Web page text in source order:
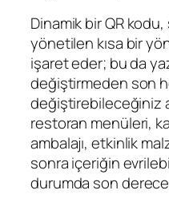
Dinamik bir QR kodu,
yönetilen kısa bir
işaret eder; bu da
değiştirmeden son
değiştirebileceğiniz
restoran menüleri,
ambalajı, etkinlik
sonra içeriğin
durumda son derece